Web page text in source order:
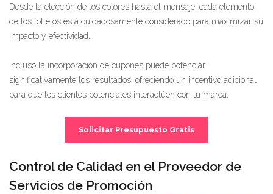
Desde la elección de los colores hasta el mensaje, cada elemento
de los folletos está cuidadosamente considerado para maximizar su
impacto y efectividad.
Incluso la incorporación de cupones puede potenciar
significativamente los resultados, ofreciendo un incentivo adicional
para que los clientes potenciales interactúen con tu marca.
Solicitar Presupuesto Gratis
Control de Calidad en el Proveedor de
Servicios de Promoción